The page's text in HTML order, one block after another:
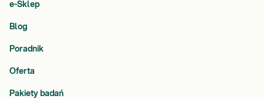
e-Sklep
Blog
Poradnik
Oferta
Pakiety badań